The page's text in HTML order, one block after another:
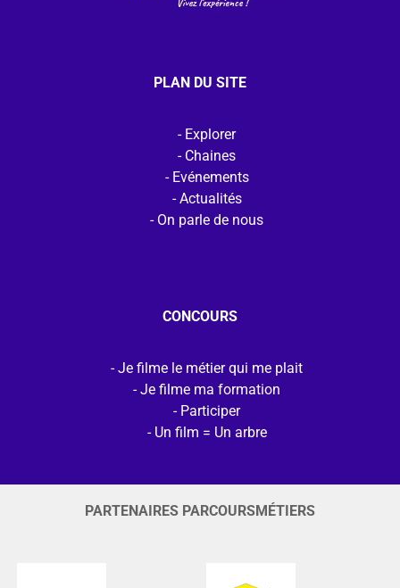
PLAN DU SITE
Explorer
Chaines
Evénements
Actualités
On parle de nous
CONCOURS
Je filme le métier qui me plait
Je filme ma formation
Participer
Un film = Un arbre
PARTENAIRES PARCOURSMÉTIERS